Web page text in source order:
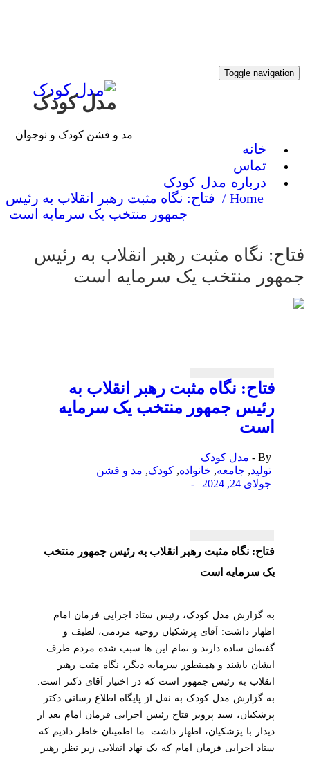
Toggle
مدل کودک
مد و فشن کودک و نوجوان
خانه
تماس
درباره مدل کودک
Home /
فتاح: نگاه مثبت رهبر انقلاب به رئیس
جمهور منتخب یک سرمایه است
نگاه مثبت رهبر انقلاب به رئیس
منتخب یک سرمایه است
فتاح: نگاه مثبت رهبر انقلاب به
رئیس جمهور منتخب یک سرمایه
است
مدل کودک
,جامعه,خانواده,کودک,مد و فشن
جولای 24, 2024
-
فتاح: نگاه مثبت رهبر انقلاب به رئیس جمهور منتخب
یک سرمایه است
به گزارش مدل کودک، رئیس ستاد اجرایی فرمان امام
اظهار داشت: آقای پزشکیان روحیه مردمی، لطیف و
گفتمان ساده دارند و تمام این ها سبب شده مردم طرف
ایشان باشند و همینطور سرمایه دیگر، نگاه مثبت رهبر
انقلاب به رئیس جمهور است که در اختیار آقای دکتر است.
به گزارش مدل کودک به نقل از پایگاه اطلاع رسانی دکتر
پزشکیان، سید پرویز فتاح رئیس اجرایی فرمان امام بعد از
دیدار با پزشکیان، اظهار داشت: ما اطمینان خاطر دادیم که
ستاد اجرایی فرمان امام که یک نهاد انقلابی زیر نظر رهبر